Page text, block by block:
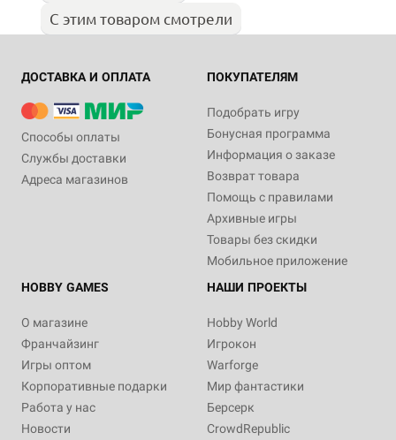
С этим товаром смотрели
ДОСТАВКА И ОПЛАТА
Способы оплаты
Службы доставки
Адреса магазинов
ПОКУПАТЕЛЯМ
Подобрать игру
Бонусная программа
Информация о заказе
Возврат товара
Помощь с правилами
Архивные игры
Товары без скидки
Мобильное приложение
HOBBY GAMES
О магазине
Франчайзинг
Игры оптом
Корпоративные подарки
Работа у нас
Новости
НАШИ ПРОЕКТЫ
Hobby World
Игрокон
Warforge
Мир фантастики
Берсерк
CrowdRepublic